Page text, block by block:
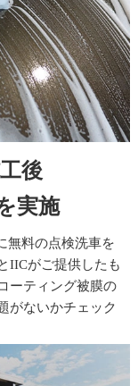
後
実施
無料の点検洗車を
IICがご提供したも
ーティング被膜の
がないかチェック